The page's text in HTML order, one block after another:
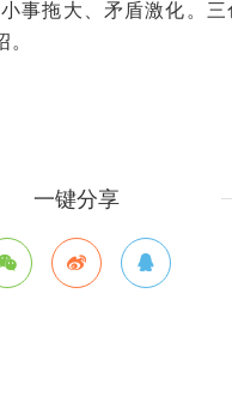
事拖大、矛盾激化。
一键分享